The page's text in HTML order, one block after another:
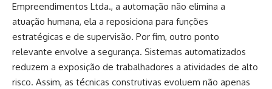
Empreendimentos Ltda., a automação não elimina a
atuação humana, ela a reposiciona para funções
estratégicas e de supervisão. Por fim, outro ponto
relevante envolve a segurança. Sistemas automatizados
reduzem a exposição de trabalhadores a atividades de alto
risco. Assim, as técnicas construtivas evoluem não apenas